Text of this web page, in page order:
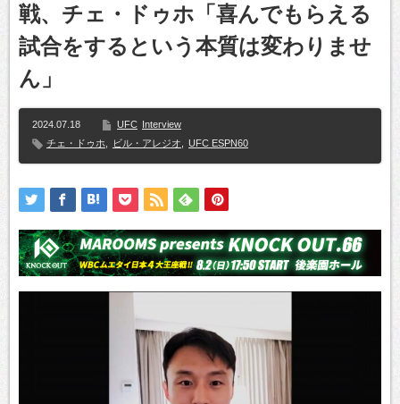
戦、チェ・ドゥホ「喜んでもらえる
試合をするという本質は変わりませ
ん」
2024.07.18 UFC Interview
チェ・ドゥホ
ビル・アレジオ UFC ESPN60